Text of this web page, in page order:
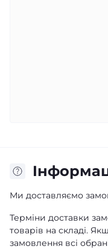
Ми доставляємо
Терміни доставки
товарів на складі.
замовлення всі